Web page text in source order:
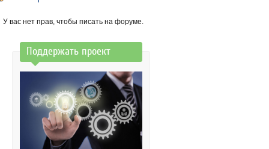
У вас нет прав, чтобы писать на форуме.
Поддержать проект